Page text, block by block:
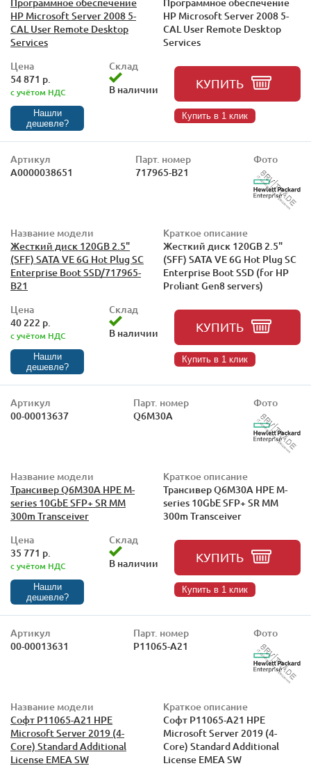
HP Microsoft Server 2008 5-
CAL User Remote Desktop
Services
HP Microsoft Server 2008 5-
CAL User Remote Desktop
Services
Цена
54 871 р.
с учётом НДС
Нашли
дешевле?
Склад
В наличии
КУПИТЬ
Купить в 1 клик
Артикул
А0000038651
Парт. номер
717965-B21
Фото
Название модели
Жесткий диск 120GB 2.5"
(SFF) SATA VE 6G Hot Plug SC
Enterprise Boot SSD/717965-
B21
Краткое описание
Жесткий диск 120GB 2.5"
(SFF) SATA VE 6G Hot Plug SC
Enterprise Boot SSD (for HP
Proliant Gen8 servers)
Цена
40 222 р.
с учётом НДС
Нашли
дешевле?
Склад
В наличии
КУПИТЬ
Купить в 1 клик
Артикул
00-00013637
Парт. номер
Q6M30A
Фото
Название модели
Трансивер Q6M30A HPE M-
series 10GbE SFP+ SR MM
300m Transceiver
Краткое описание
Трансивер Q6M30A HPE M-
series 10GbE SFP+ SR MM
300m Transceiver
Цена
35 771 р.
с учётом НДС
Нашли
дешевле?
Склад
В наличии
КУПИТЬ
Купить в 1 клик
Артикул
00-00013631
Парт. номер
P11065-A21
Фото
Название модели
Софт P11065-A21 HPE
Microsoft Server 2019 (4-
Core) Standard Additional
License EMEA SW
Краткое описание
Софт P11065-A21 HPE
Microsoft Server 2019 (4-
Core) Standard Additional
License EMEA SW